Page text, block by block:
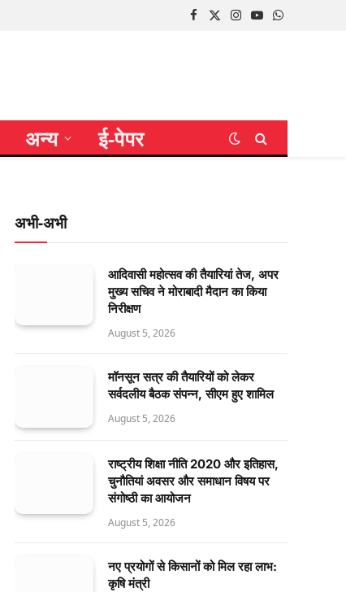
Facebook
X
Instagram
YouTubeWhatsApp
अन्य ई-पेपर
अभी-अभी
आदिवासी महोत्सव की तैयारियां तेज, अपर
मुख्य सचिव ने मोराबादी मैदान का किया
निरीक्षण
August 5, 2026
मॉनसून सत्र की तैयारियों को लेकर
सर्वदलीय बैठक संपन्न, सीएम हुए शामिल
August 5, 2026
राष्ट्रीय शिक्षा नीति 2020 और इतिहास,
चुनौतियां अवसर और समाधान विषय पर
संगोष्ठी का आयोजन
August 5, 2026
नए प्रयोगों से किसानों को मिल रहा लाभ:
कृषि मंत्री